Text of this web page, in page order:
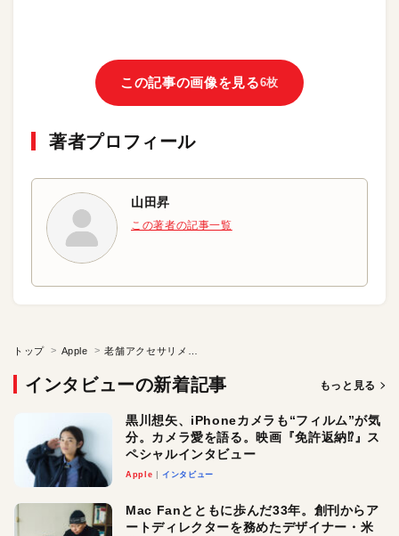
この記事の画像を見る6枚
著者プロフィール
山田昇
この著者の記事一覧
トップ Apple
インタビューの新着記事 もっと見る
黒川想矢、iPhoneカメラも“フィルム”が気
分。カメラ愛を語る。映画『免許返納⁉︎』ス
ペシャルインタビュー
Apple インタビュー
Mac Fanとともに歩んだ33年。創刊からア
ートディレクターを務めたデザイナー・米